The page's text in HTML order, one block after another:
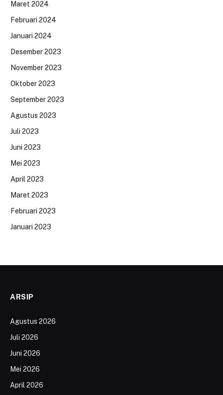
Maret 2024
Februari 2024
Januari 2024
Desember 2023
November 2023
Oktober 2023
September 2023
Agustus 2023
Juli 2023
Juni 2023
Mei 2023
April 2023
Maret 2023
Februari 2023
Januari 2023
ARSIP
Agustus 2026
Juli 2026
Juni 2026
Mei 2026
April 2026